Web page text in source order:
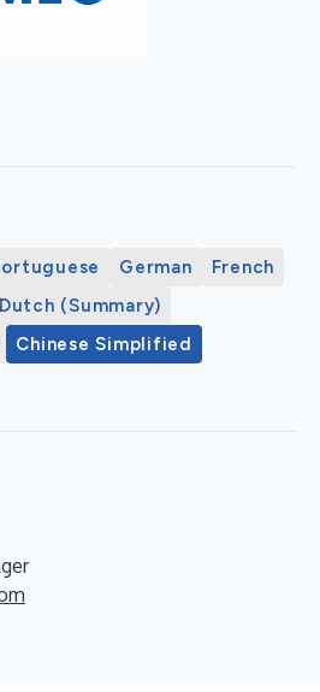
German
French
Dutch (Summary)
Chinese Simplified